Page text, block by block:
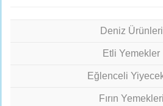
Deniz Ürünleri
Etli Yemekler
Eğlenceli
Fırın Yemekleri